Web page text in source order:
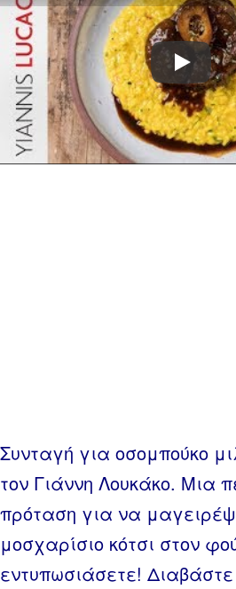
Συνταγή για οσομπούκο
τον Γιάννη Λουκάκο. Μια
πρόταση για να
μοσχαρίσιο κότσι στον
εντυπωσιάσετε!